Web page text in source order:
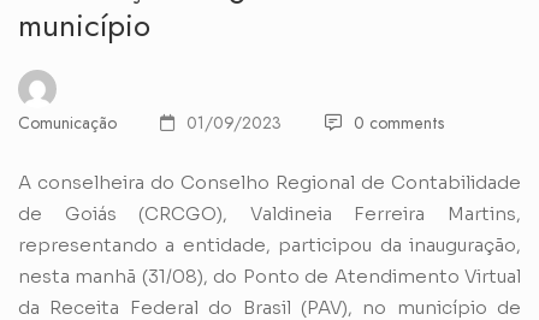
município
Comunicação 01/09/2023 0 comments
A conselheira do Conselho Regional de Contabilidade
de Goiás (CRCGO), Valdineia Ferreira Martins,
representando a entidade, participou da inauguração,
nesta manhã (31/08), do Ponto de Atendimento Virtual
da Receita Federal do Brasil (PAV), no município de